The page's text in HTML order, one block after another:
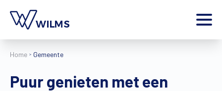
Home
Home Gemeente
Puur genieten met een